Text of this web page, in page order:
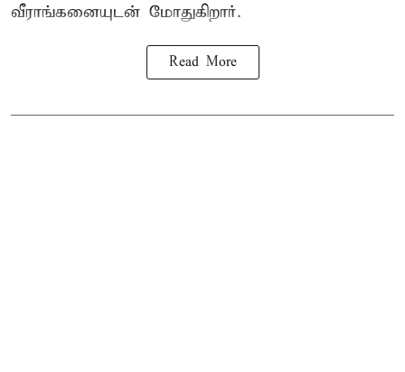
வீராங்கனையுடன் மோதுகிறார்.
Read More